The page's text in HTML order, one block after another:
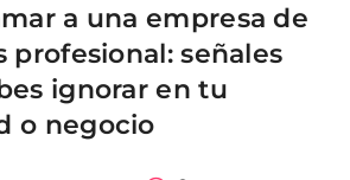
a una empresa de
profesional: señales
ignorar en tu
o negocio